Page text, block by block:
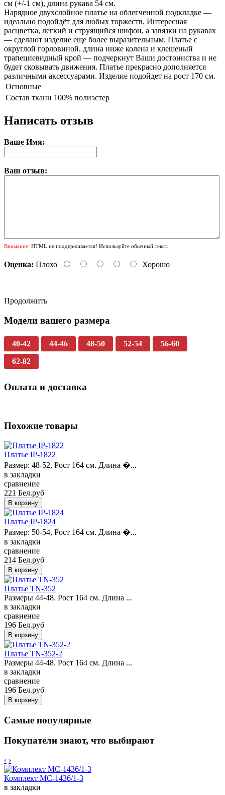
см (+/-1 см), длина рукава 54 см.
Нарядное двухслойное платье на облегченной подкладке —
идеально подойдёт для любых торжеств. Интересная
расцветка, легкий и струящийся шифон, а завязки на рукавах
— сделают изделие еще более выразительным. Платье с
округлой горловиной, длина ниже колена и клешеный
трапециевидный крой — подчеркнут Ваши достоинства и не
будет сковывать движения. Платье прекрасно дополняется
различными аксессуарами. Изделие подойдет на рост 170 см.
Основные
Состав ткани 100% полиэстер
Написать отзыв
Ваше Имя:
Ваш отзыв:
Внимание: HTML не поддерживается! Используйте обычный текст.
Оценка: Плохо Хорошо
Продолжить
Модели вашего размера
40-42 44-46 48-50 52-54 56-60
62-82
Оплата и доставка
Похожие товары
Платье IP-1822
Размер: 48-52, Рост 164 см. Длина �...
в закладки
сравнение
221 Бел.руб
Платье IP-1824
Размер: 50-54, Рост 164 см. Длина �...
в закладки
сравнение
214 Бел.руб
Платье TN-352
Размеры 44-48. Рост 164 см. Длина ...
в закладки
сравнение
196 Бел.руб
Платье TN-352-2
Размеры 44-48. Рост 164 см. Длина ...
в закладки
сравнение
196 Бел.руб
Самые популярные
Покупатели знают, что выбирают
‹ ›
Комплект MC-1436/1-3
в закладки